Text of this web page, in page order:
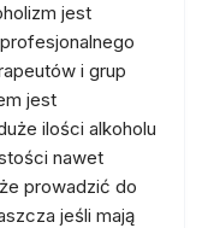
jest
i grup
jest
ilości alkoholu
nawet
prowadzić do
jeśli mają